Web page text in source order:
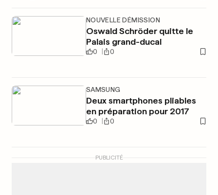
NOUVELLE DÉMISSION
Oswald Schröder quitte le
Palais grand-ducal
0 0
SAMSUNG
Deux smartphones pliables
en préparation pour 2017
0 0
PUBLICITÉ